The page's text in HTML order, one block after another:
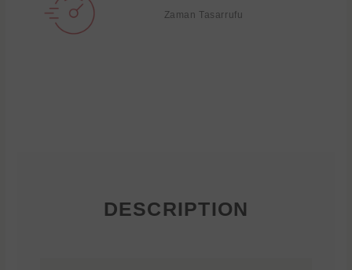
Zaman Tasarrufu
DESCRIPTION